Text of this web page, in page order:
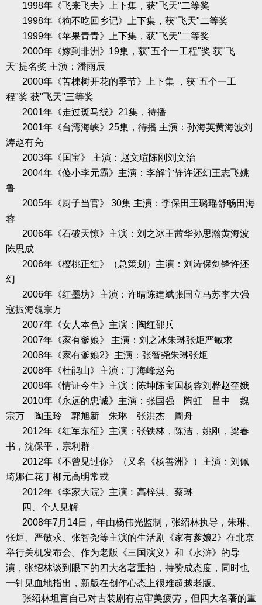
1998年《飞来飞去》上下集，获"飞天"二等奖
1998年《狗不吃回乡记》上下集，获"飞天"二等奖
1999年《苹果青青》上下集，获"飞天"二等奖
2000年《嫁到非洲》 19集，获"五个一工程"奖 获"飞
天"提名奖 主演：潘雨辰
2000年《苦楝树开花的季节》上下集 ，获"五个一工
程"奖 获"飞天"三等奖
2001年《走过斑马线》 21集，待播
2001年《台湾海峡》 25集，待播 主演：孙海英黄海波刘
涛赵有亮
2003年《国宝》
主演：赵文瑄陈刚刘文治
2004年《傻小李元霸》主演：李解宁静许还幻王志飞姚
鲁
2005年《厨子当官》 30集 主演：李保田王璐瑶舒畅田海
蓉
2006年《石破天惊》主演：刘之冰王茜华孙思瀚黄海波
陈思成
2006年《樱桃正红》（总策划）主演：刘涛保剑锋许还
幻
2006年《红墨坊》主演：许晴陈建斌张国立马苏李大强
寇振海魏宗万
2007年《女人本色》主演：陶红邵兵
2007年《家有爹娘》
主演：刘之冰朱琳张炬严敏求
2008年《家有爹娘2》主演：张智尧朱琳张炬
2008年《杜鹃山》主演：丁海峰赵亮
2008年《情证今生》主演：陈坤陈宝国杨蓉刘桦赵奎娥
2010年《永远的忠诚》主演：张国强 陶虹 吕中 魏
宗万 陶玉玲 郭旭新 朱琳 张洪杰 周舟
2012年《红军东征》主演：张铁林，陈洁，姚刚，梁春
书，沈保平，宗利群
2012年《不曾见过你》（又名《杨善洲》）主演﹕刘佩
琦娜仁花丁柳元高明常戎
2012年《李家大院》主演﹕高梓淇、蔡琳
四、个人见解
2008年7 月 14日，年由杨伟光监制，张绍林执导，朱琳、
张炬、严敏求、张智尧等主演的生活剧《家有爹娘2》在北京
举行关机发布会。作为老版《三国演义》和《水浒》的导
演，张绍林谈到眼下的四大名著重拍，持赞成态度，同时也
一针见血地指出，新版在创作心态上很难超越老版。
张绍林坦言自己对古装剧有点审美疲劳，但四大名著的重